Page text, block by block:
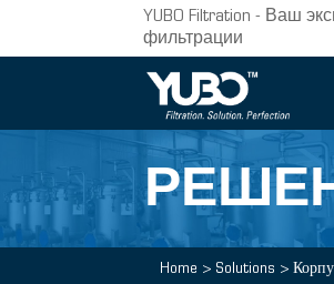
YUBO Filtration - Ваш
фильтрации
Home > Solutions >